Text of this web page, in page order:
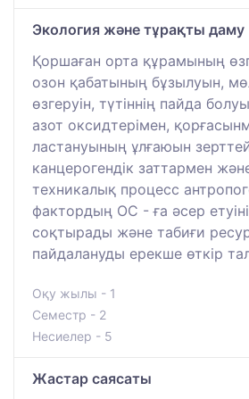
Экология және тұрақты даму
Қоршаған орта құрамының
озон қабатының бұзылуын,
өзгеруін, түтіннің пайда
азот оксидтерімен,
ластануының ұлғаюын
канцерогендік заттармен
техникалық процесс
фактордың ОС - ға әсер
соқтырады және табиғи
пайдалануды ерекше өткір
Оқу жылы - 1
Семестр - 2
Несиелер - 5
Жастар саясаты